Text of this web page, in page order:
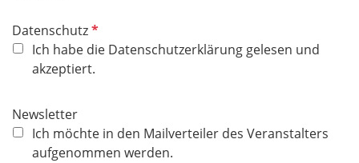
DatenschutzP
f
l
h
Ich habe die Datenschutzerklärung gelesen und
akzeptiert.
Newsletter
Ich möchte in den Mailverteiler des Veranstalters
aufgenommen werden.